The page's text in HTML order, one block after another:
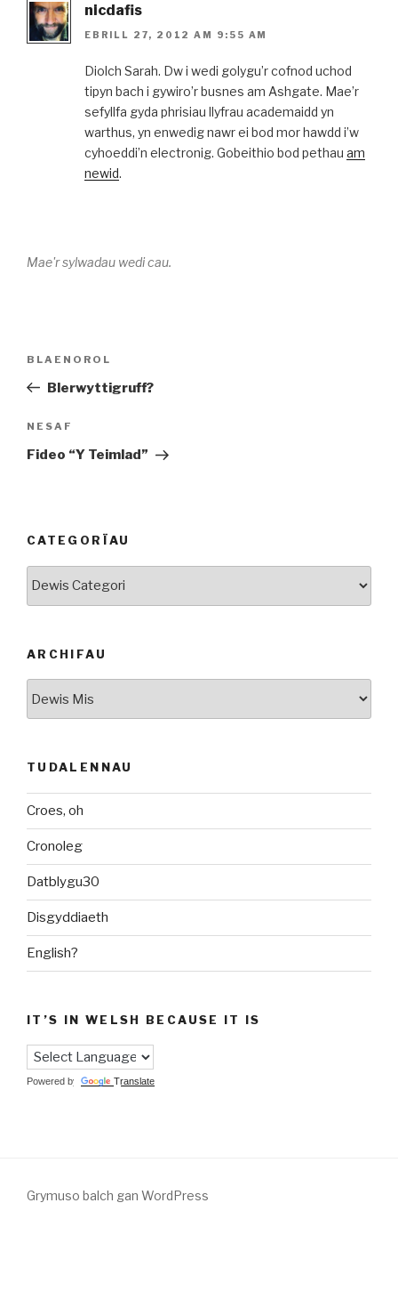
nicdafis
EBRILL 27, 2012 AM 9:55 AM
Diolch Sarah. Dw i wedi golygu’r cofnod uchod
tipyn bach i gywiro’r busnes am Ashgate. Mae’r
sefyllfa gyda phrisiau llyfrau academaidd yn
warthus, yn enwedig nawr ei bod mor hawdd i’w
cyhoeddi’n electronig. Gobeithio bod pethau am
newid.
Mae'r sylwadau wedi cau.
Cofnod
Blaenorol
BLAENOROL
Blerwyttigruff?
Cofnod
Nesaf
NESAF
Fideo “Y Teimlad”
CATEGORÏAU
ARCHIFAU
TUDALENNAU
Croes, oh
Cronoleg
Datblygu30
Disgyddiaeth
English?
IT’S IN WELSH BECAUSE IT IS
Powered by Translate
Grymuso balch gan WordPress